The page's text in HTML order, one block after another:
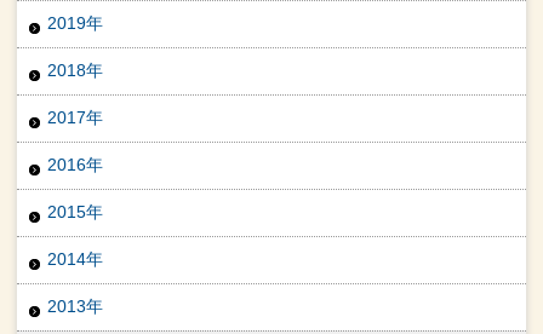
2019年
2018年
2017年
2016年
2015年
2014年
2013年